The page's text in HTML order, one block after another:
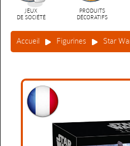
JEUX
DE SOCIÉTÉ
PRODUITS
DÉCORATIFS
Accueil Figurines Star